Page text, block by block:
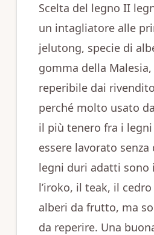
Scelta del legno II
un intagliatore alle
jelutong, specie di
gomma della
reperibile dai
perché molto usato
il più tenero fra i
essere lavorato
legni duri adatti sono
l’iroko, il teak, il
alberi da frutto, ma
da reperire. Una